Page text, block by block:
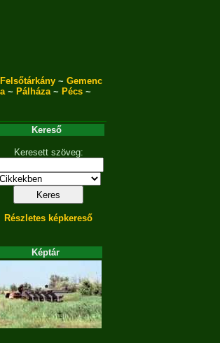
Felsőtárkány~ Gemenc
~ Pálháza~ Pécs~
Kereső
Keresett szöveg:
Részletes képkereső
Képtár